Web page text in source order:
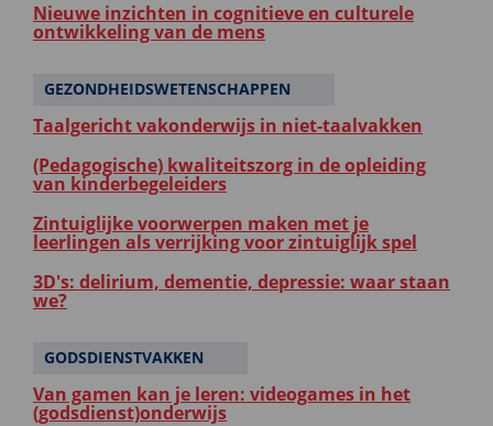
Nieuwe inzichten in cognitieve en culturele
ontwikkeling van de mens
GEZONDHEIDSWETENSCHAPPEN
Taalgericht vakonderwijs in niet-taalvakken
(Pedagogische) kwaliteitszorg in de opleiding
van kinderbegeleiders
Zintuiglijke voorwerpen maken met je
leerlingen als verrijking voor zintuiglijk spel
3D's: delirium, dementie, depressie: waar staan
we?
GODSDIENSTVAKKEN
Van gamen kan je leren: videogames in het
(godsdienst)onderwijs